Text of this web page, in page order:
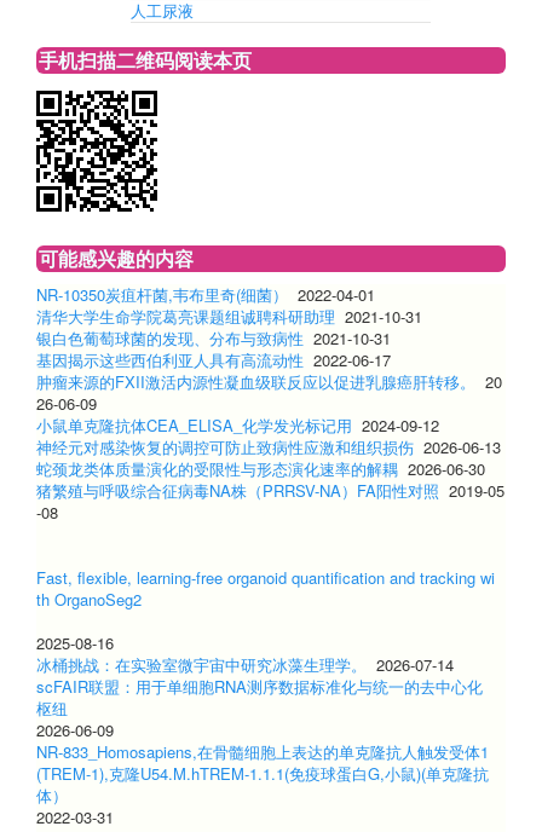
人工尿液
手机扫描二维码阅读本页
可能感兴趣的内容
NR-10350炭疽杆菌,韦布里奇(细菌）
2022-04-01
清华大学生命学院葛亮课题组诚聘科研助理 2021-10-31
银白色葡萄球菌的发现、分布与致病性 2021-10-31
基因揭示这些西伯利亚人具有高流动性 2022-06-17
肿瘤来源的FXII激活内源性凝血级联反应以促进乳腺癌肝转移。
20
26-06-09
小鼠单克隆抗体CEA_ELISA_化学发光标记用 2024-09-12
神经元对感染恢复的调控可防止致病性应激和组织损伤 2026-06-13
蛇颈龙类体质量演化的受限性与形态演化速率的解耦 2026-06-30
猪繁殖与呼吸综合征病毒NA株（PRRSV-NA）FA阳性对照 2019-05
-08
Fast, flexible, learning-free organoid quantification and tracking wi
th OrganoSeg2
2025-08-16
冰桶挑战：在实验室微宇宙中研究冰藻生理学。
2026-07-14
scFAIR联盟：用于单细胞RNA测序数据标准化与统一的去中心化
枢纽
2026-06-09
NR-833_Homosapiens,在骨髓细胞上表达的单克隆抗人触发受体1
(TREM-1),克隆U54.M.hTREM-1.1.1(免疫球蛋白G,小鼠)(单克隆抗
体）
2022-03-31